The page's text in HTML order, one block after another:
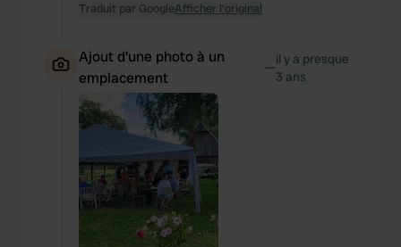
Traduit par GoogleAfficher l'original
Ajout d'une photo à un
emplacement
—il y a presque
3 ans